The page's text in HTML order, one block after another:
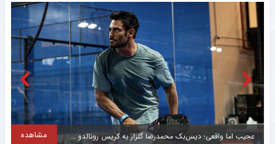
تقابل جالب دو ایرانی در لیگ عراق + عکس مشاهده